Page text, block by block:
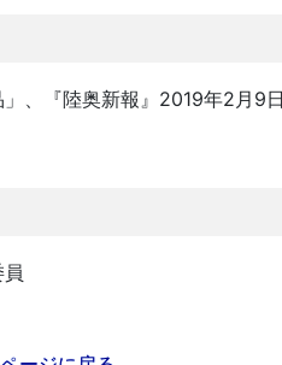
、『陸奥新報』2019年2月9